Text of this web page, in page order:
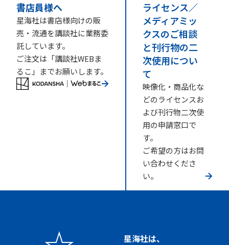
書店員様へ
星海社は書店様向けの販
売・流通を講談社に業務委
託しています。
ご注文は「講談社WEBま
るこ」までお願いします。
ライセンス／
メディアミッ
クスのご相談
と刊行物の二
次使用につい
て
映像化・商品化な
どのライセンスお
よび刊行物二次使
用の申請窓口で
す。
ご希望の方はお問
い合わせくださ
い。
星海社は、